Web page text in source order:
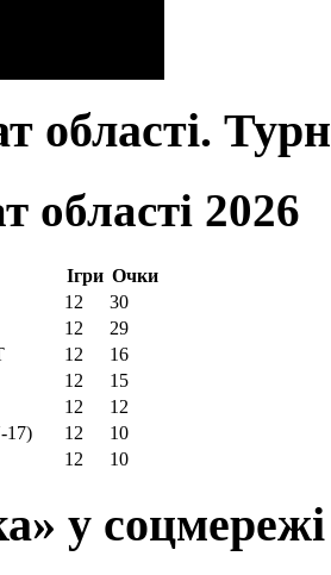
області.
області 2026
Ігри Очки
12
30
12
29
12
16
12
15
12
12
17) 12
10
12 10
у